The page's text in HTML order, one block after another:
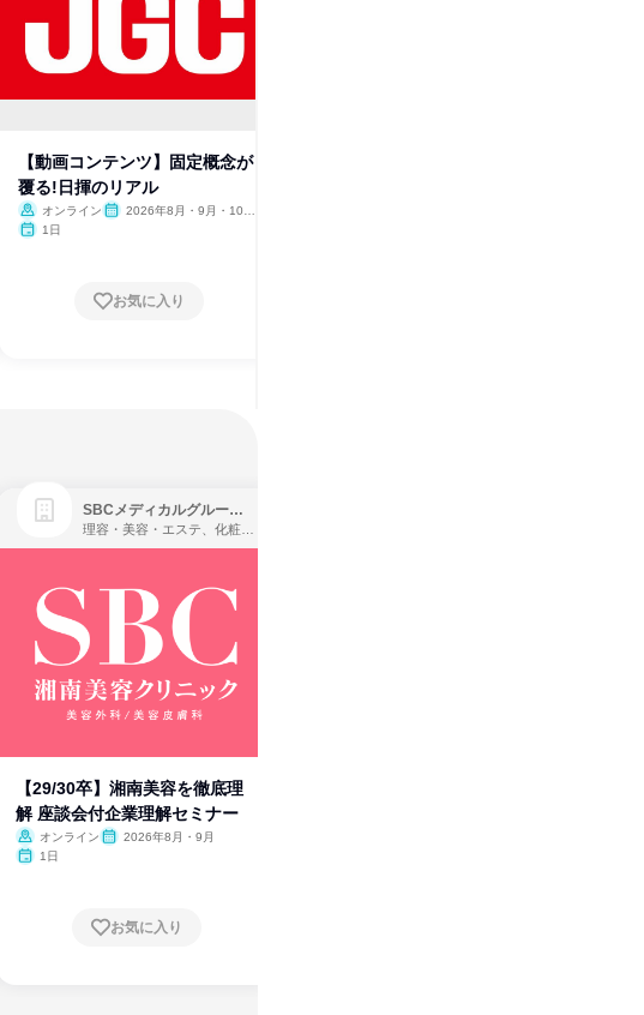
【動画コンテンツ】固定概念が
覆る!日揮のリアル
オンライン
2026年8月・9月・10
1日
お気に入り
SBCメディカルグループ株式会社
【29/30卒】湘南美容を徹底理
解 座談会付企業理解セミナー
オンライン
2026年8月・9月
1日
お気に入り